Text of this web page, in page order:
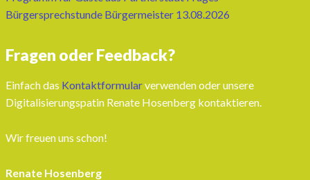
Bürgersprechstunde Bürgermeister 13.08.2026
Fragen oder Feedback?
Einfach das Kontaktformularverwenden oder unsere
Digitalisierungspatin Renate Hosenberg kontaktieren.
Wir freuen uns schon!
Renate Hosenberg